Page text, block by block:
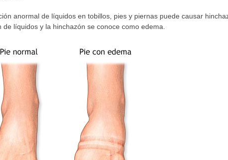
anormal de líquidos en tobillos, pies y piernas puede causar
de líquidos y la hinchazón se conoce como edema.